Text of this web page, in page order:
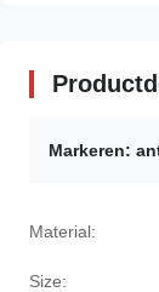
Markeren:
Material:
Size: